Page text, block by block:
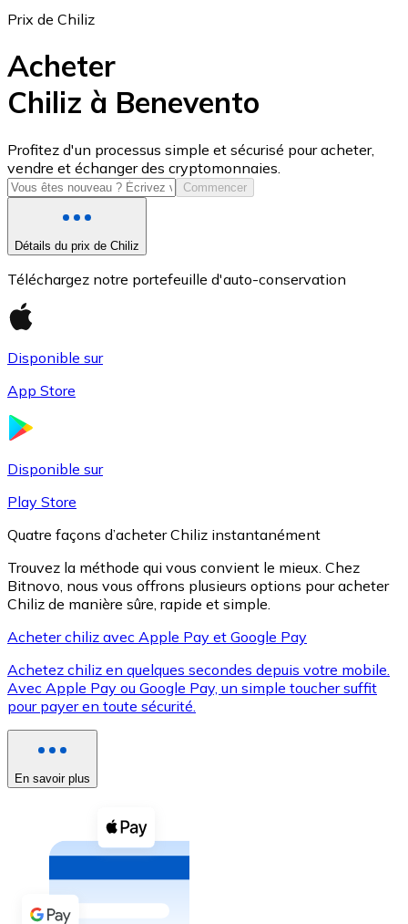
USD Coin
USDC
XRP
XRP
Voir toutes
Coupons crypto
Achetez des cryptomonnaies en espèces et d'autres
Acheter avec espèces
Virement SEPA
Prix de Chiliz
Acheter
Chiliz à Benevento
Profitez d'un processus simple et sécurisé pour acheter,
vendre et échanger des cryptomonnaies.
Commencer
Détails du prix de Chiliz
Téléchargez notre portefeuille d'auto-conservation
Disponible sur
App Store
Disponible sur
Play Store
Quatre façons d’acheter Chiliz instantanément
Trouvez la méthode qui vous convient le mieux. Chez
Bitnovo, nous vous offrons plusieurs options pour acheter
Chiliz de manière sûre, rapide et simple.
Acheter chiliz avec Apple Pay et Google Pay
Achetez chiliz en quelques secondes depuis votre mobile.
Avec Apple Pay ou Google Pay, un simple toucher suffit
pour payer en toute sécurité.
En savoir plus